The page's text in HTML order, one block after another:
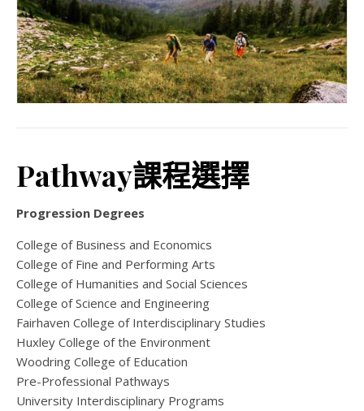
Pathway課程選擇
Progression Degrees
College of Business and Economics
College of Fine and Performing Arts
College of Humanities and Social Sciences
College of Science and Engineering
Fairhaven College of Interdisciplinary Studies
Huxley College of the Environment
Woodring College of Education
Pre-Professional Pathways
University Interdisciplinary Programs